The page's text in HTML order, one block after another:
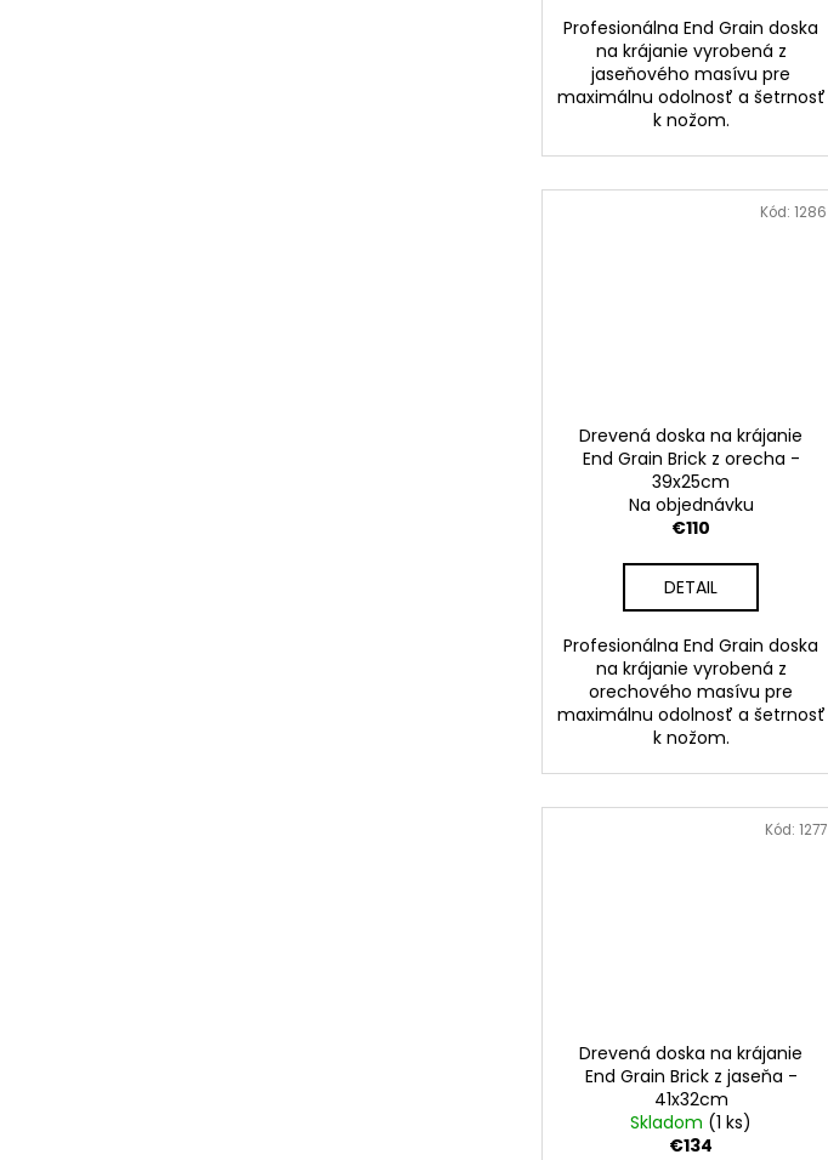
Profesionálna End Grain doska
na krájanie vyrobená z
jaseňového masívu pre
maximálnu odolnosť a šetrnosť
k nožom.
Drevená doska na krájanie
End Grain Brick z orecha -
39x25cm
Na objednávku
€110
DETAIL
Profesionálna End Grain doska
na krájanie vyrobená z
orechového masívu pre
maximálnu odolnosť a šetrnosť
k nožom.
Kód:1286
Drevená doska na krájanie
End Grain Brick z jaseňa -
41x32cm
Skladom (1 ks)
€134
Kód:1277